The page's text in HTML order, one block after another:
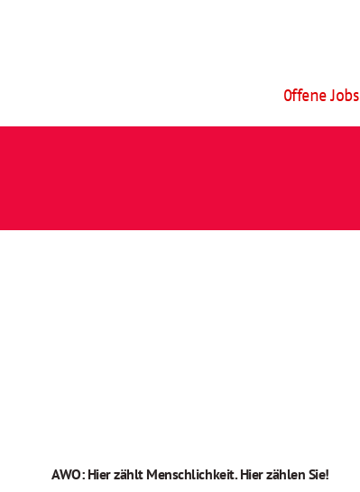
Offene Jobs
AWO: Hier zählt Menschlichkeit. Hier zählen Sie!